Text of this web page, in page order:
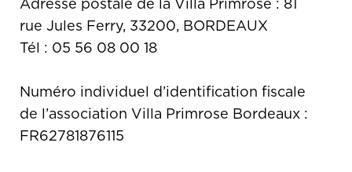
Adresse postale de la Villa Primrose : 81
rue Jules Ferry, 33200, BORDEAUX
Tél : 05 56 08 00 18
Numéro individuel d’identification fiscale
de l’association Villa Primrose Bordeaux :
FR62781876115